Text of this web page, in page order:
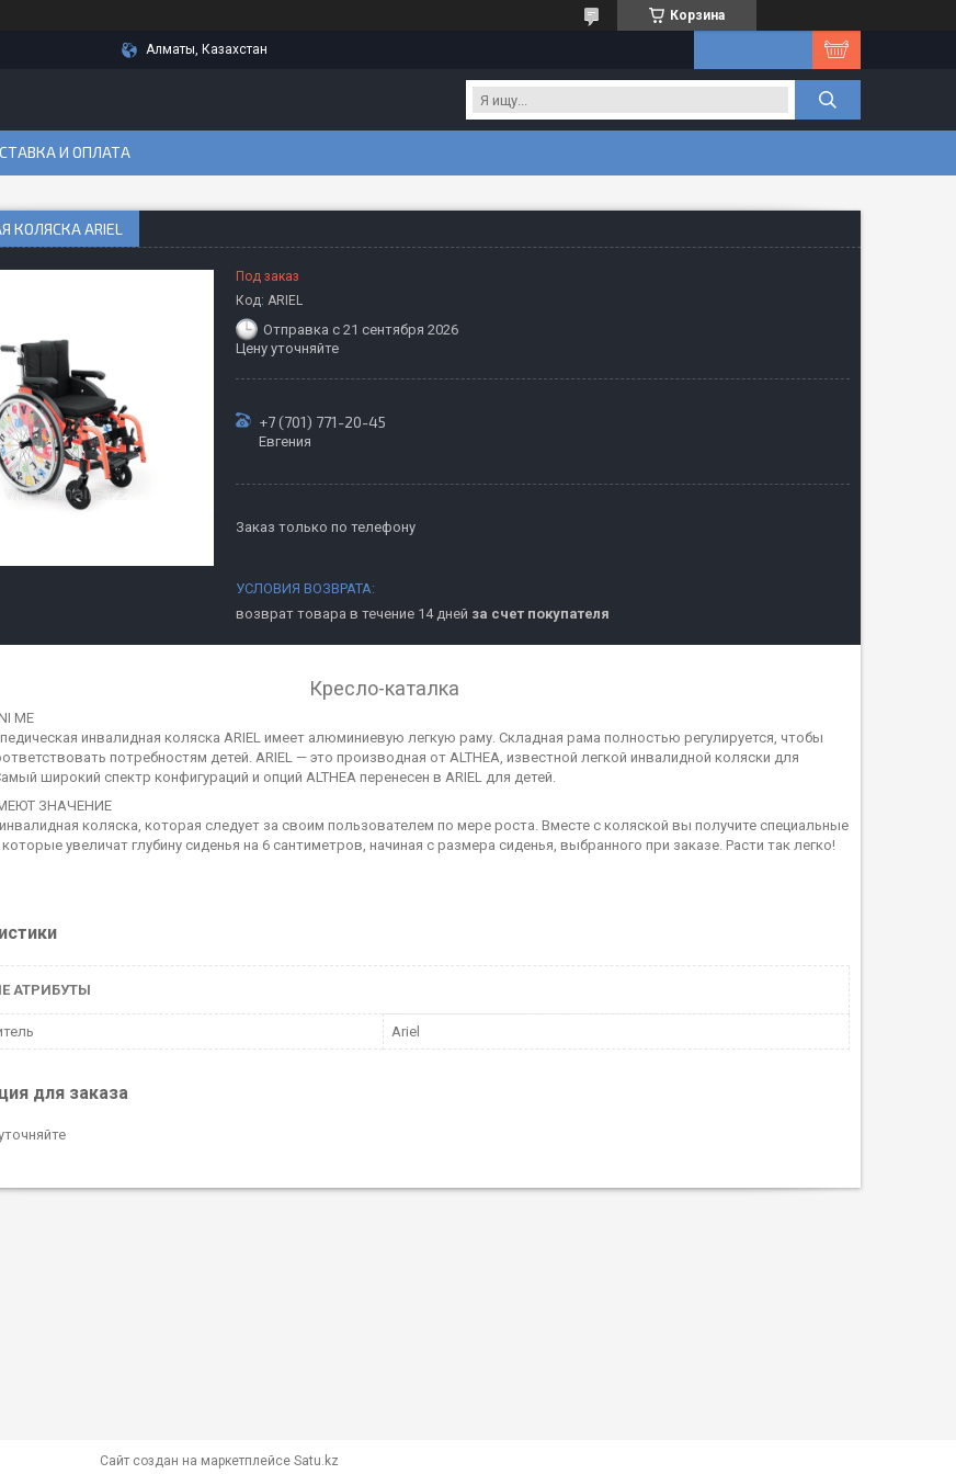
Корзина
Алматы, Казахстан
И ОПЛАТА
КОЛЯСКА ARIEL
Под заказ
Код: ARIEL
Отправка с 21 сентября 2026
Цену уточняйте
+7 (701) 771-20-45
Евгения
Заказ только по телефону
возврат товара в течение 14 дней за счет покупателя
Кресло-каталка
ME
инвалидная коляска ARIEL имеет алюминиевую легкую раму. Складная рама полностью регулируется, чтобы
потребностям детей. ARIEL — это производная от ALTHEA, известной легкой инвалидной коляски для
широкий спектр конфигураций и опций ALTHEA перенесен в ARIEL для детей.
ЗНАЧЕНИЕ
коляска, которая следует за своим пользователем по мере роста. Вместе с коляской вы получите специальные
увеличат глубину сиденья на 6 сантиметров, начиная с размера сиденья, выбранного при заказе. Расти так легко!
АТРИБУТЫ
Ariel
для заказа
Сайт создан на маркетплейсе Satu.kz